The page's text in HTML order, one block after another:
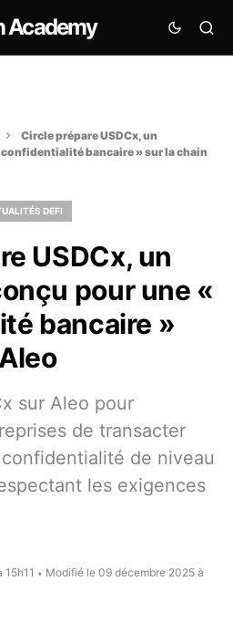
Academy
Circle prépare USDCx, un
bancaire » sur la chain
DEFI
USDCx, un
pour une «
bancaire »
sur Aleo pour
de transacter
de niveau
les exigences
• Modifié le 09 décembre 2025 à